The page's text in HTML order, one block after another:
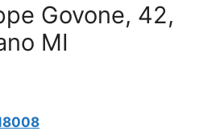
Govone, 42,
MI